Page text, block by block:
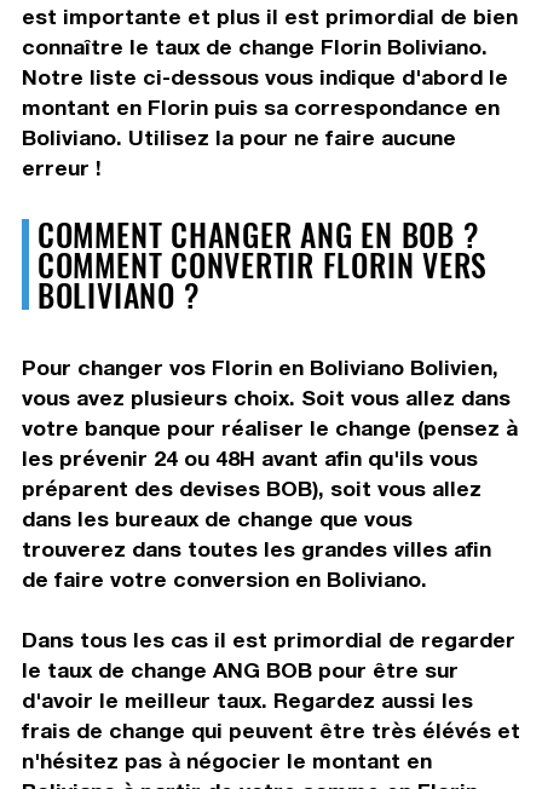
est importante et plus il est primordial de bien
connaître le taux de change Florin Boliviano.
Notre liste ci-dessous vous indique d'abord le
montant en Florin puis sa correspondance en
Boliviano. Utilisez la pour ne faire aucune
erreur !
COMMENT CHANGER ANG EN BOB ?
COMMENT CONVERTIR FLORIN VERS
BOLIVIANO ?
Pour changer vos Florin en Boliviano Bolivien,
vous avez plusieurs choix. Soit vous allez dans
votre banque pour réaliser le change (pensez à
les prévenir 24 ou 48H avant afin qu'ils vous
préparent des devises BOB), soit vous allez
dans les bureaux de change que vous
trouverez dans toutes les grandes villes afin
de faire votre conversion en Boliviano.
Dans tous les cas il est primordial de regarder
le taux de change ANG BOB pour être sur
d'avoir le meilleur taux. Regardez aussi les
frais de change qui peuvent être très élévés et
n'hésitez pas à négocier le montant en